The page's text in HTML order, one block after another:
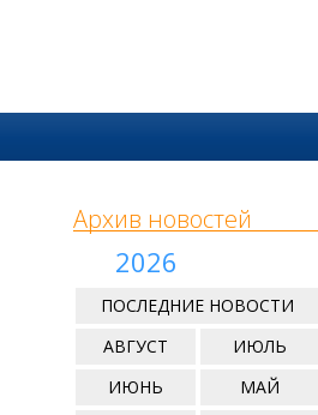
Архив новостей
2026
ПОСЛЕДНИЕ НОВОСТИ
АВГУСТ
ИЮЛЬ
ИЮНЬ
МАЙ